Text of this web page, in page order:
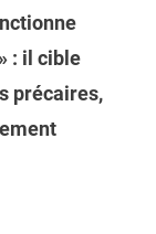
: il cible
précaires,